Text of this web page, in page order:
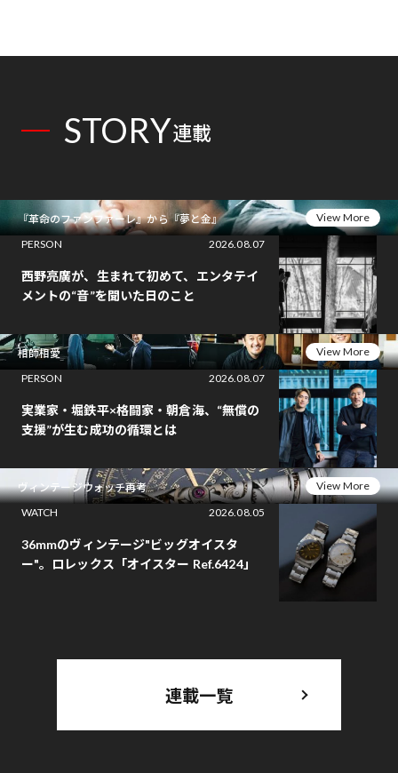
STORY連載
『革命のファンファーレ』から『夢と金』
View More
PERSON
2026.08.07
西野亮廣が、生まれて初めて、エンタテイ
メントの“音”を聞いた日のこと
相師相愛
View More
PERSON
2026.08.07
実業家・堀鉄平×格闘家・朝倉海、“無償の
支援”が生む成功の循環とは
ヴィンテージウォッチ再考
View More
WATCH
2026.08.05
36mmのヴィンテージ"ビッグオイスタ
ー"。ロレックス「オイスター Ref.6424」
連載一覧